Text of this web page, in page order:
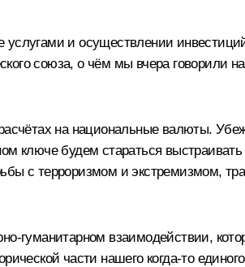
услугами и осуществлении
союза, о чём мы вчера говорили
на национальные валюты.
ключе будем стараться
с терроризмом и экстремизмом,
гуманитарном взаимодействии,
части нашего когда-то